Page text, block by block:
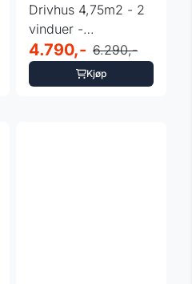
Drivhus 4,75m2 - 2
vinduer -
250x190cm
4.790,- 6.290,-
Kjøp